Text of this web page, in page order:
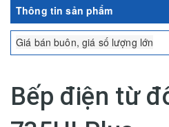
Thông tin sản phẩm
Giá bán buôn, giá số lượng lớn
Bếp điện từ